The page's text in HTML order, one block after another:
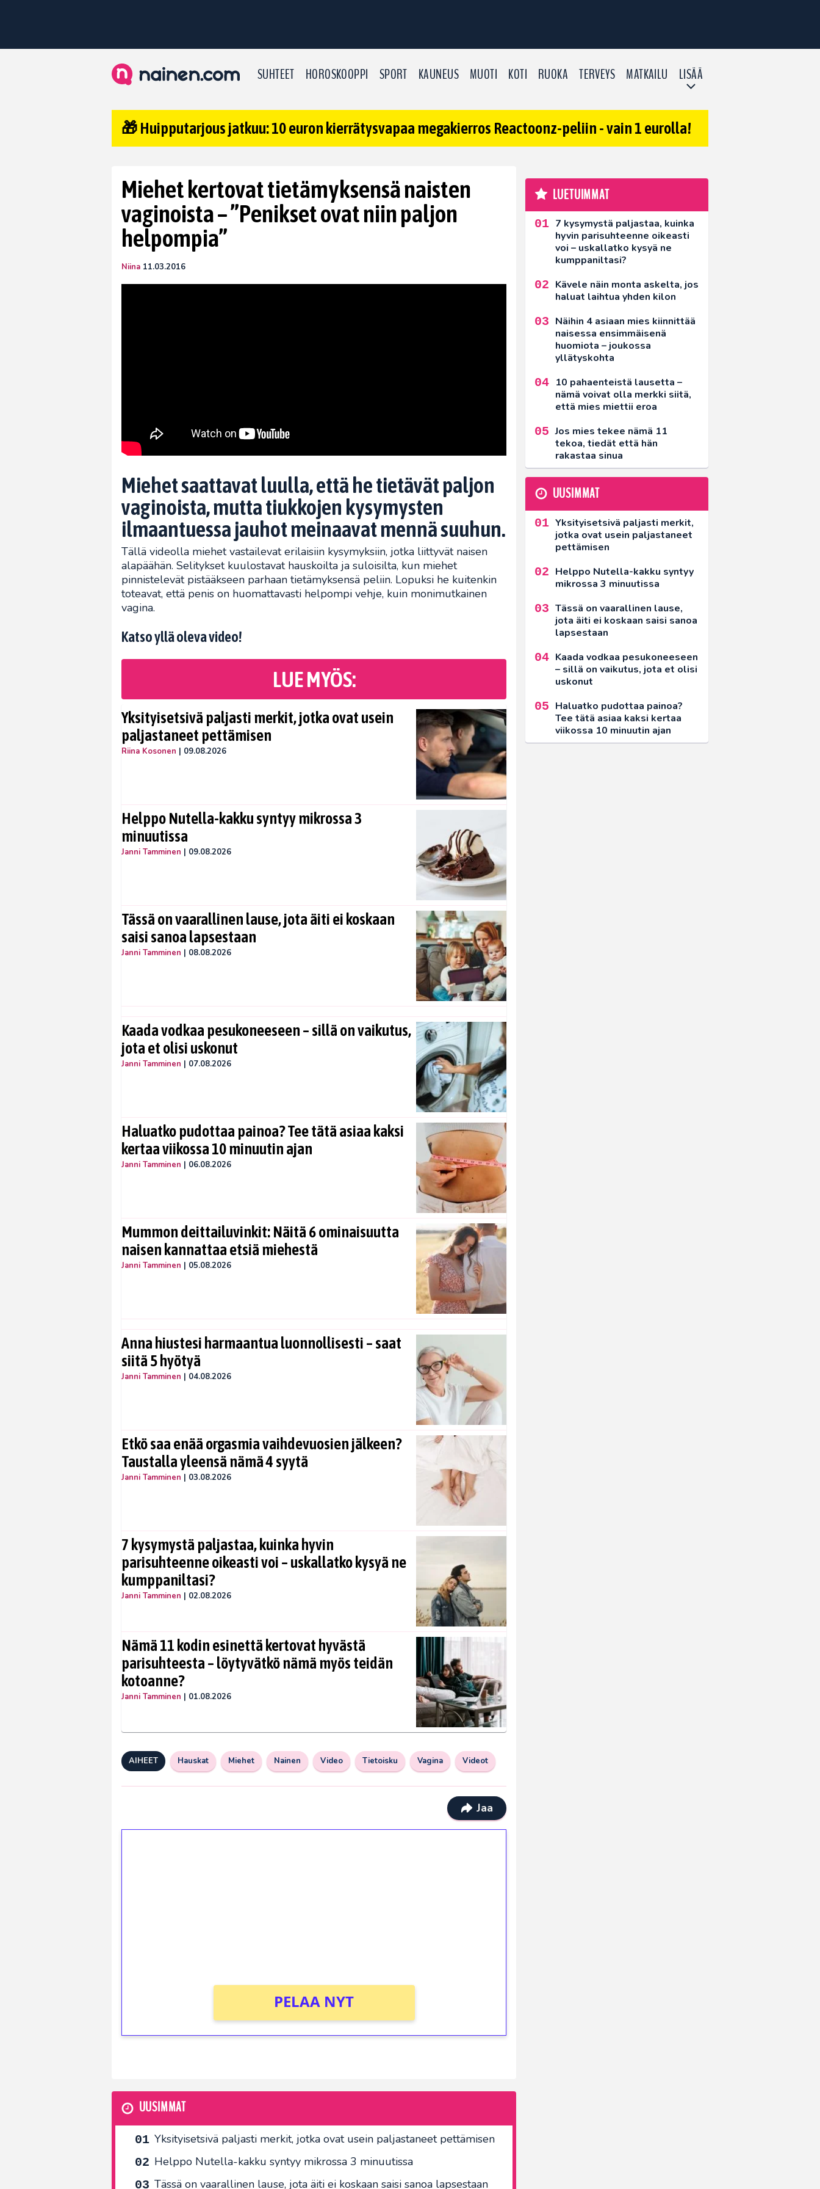
SUHTEET HOROSKOOPPI SPORT KAUNEUS MUOTI KOTI RUOKA TERVEYS MATKAILU LISÄÄ
🎁 Huipputarjous jatkuu: 10 euron kierrätysvapaa megakierros Reactoonz-peliin - vain 1 eurolla!
Miehet kertovat tietämyksensä naisten
vaginoista – ”Penikset ovat niin paljon
helpompia”
Niina 11.03.2016
Miehet saattavat luulla, että he tietävät paljon
vaginoista, mutta tiukkojen kysymysten
ilmaantuessa jauhot meinaavat mennä suuhun.
Tällä videolla miehet vastailevat erilaisiin kysymyksiin, jotka liittyvät naisen
alapäähän. Selitykset kuulostavat hauskoilta ja suloisilta, kun miehet
pinnistelevät pistääkseen parhaan tietämyksensä peliin. Lopuksi he kuitenkin
toteavat, että penis on huomattavasti helpompi vehje, kuin monimutkainen
vagina.
Katso yllä oleva video!
LUE MYÖS:
Yksityisetsivä paljasti merkit, jotka ovat usein
paljastaneet pettämisen
Riina Kosonen | 09.08.2026
Helppo Nutella-kakku syntyy mikrossa 3
minuutissa
Janni Tamminen | 09.08.2026
Tässä on vaarallinen lause, jota äiti ei koskaan
saisi sanoa lapsestaan
Janni Tamminen | 08.08.2026
Kaada vodkaa pesukoneeseen – sillä on vaikutus,
jota et olisi uskonut
Janni Tamminen | 07.08.2026
Haluatko pudottaa painoa? Tee tätä asiaa kaksi
kertaa viikossa 10 minuutin ajan
Janni Tamminen | 06.08.2026
Mummon deittailuvinkit: Näitä 6 ominaisuutta
naisen kannattaa etsiä miehestä
Janni Tamminen | 05.08.2026
Anna hiustesi harmaantua luonnollisesti – saat
siitä 5 hyötyä
Janni Tamminen | 04.08.2026
Etkö saa enää orgasmia vaihdevuosien jälkeen?
Taustalla yleensä nämä 4 syytä
Janni Tamminen | 03.08.2026
7 kysymystä paljastaa, kuinka hyvin
parisuhteenne oikeasti voi – uskallatko kysyä ne
kumppaniltasi?
Janni Tamminen | 02.08.2026
Nämä 11 kodin esinettä kertovat hyvästä
parisuhteesta – löytyvätkö nämä myös teidän
kotoanne?
Janni Tamminen | 01.08.2026
AIHEET Hauskat Miehet Nainen Video Tietoisku Vagina Videot
Jaa
PELAA NYT
UUSIMMAT
Yksityisetsivä paljasti merkit, jotka ovat usein paljastaneet pettämisen
Helppo Nutella-kakku syntyy mikrossa 3 minuutissa
Tässä on vaarallinen lause, jota äiti ei koskaan saisi sanoa lapsestaan
LUETUIMMAT
7 kysymystä paljastaa, kuinka
hyvin parisuhteenne oikeasti
voi – uskallatko kysyä ne
kumppaniltasi?
Kävele näin monta askelta, jos
haluat laihtua yhden kilon
Näihin 4 asiaan mies kiinnittää
naisessa ensimmäisenä
huomiota – joukossa
yllätyskohta
10 pahaenteistä lausetta –
nämä voivat olla merkki siitä,
että mies miettii eroa
Jos mies tekee nämä 11
tekoa, tiedät että hän
rakastaa sinua
UUSIMMAT
Yksityisetsivä paljasti merkit,
jotka ovat usein paljastaneet
pettämisen
Helppo Nutella-kakku syntyy
mikrossa 3 minuutissa
Tässä on vaarallinen lause,
jota äiti ei koskaan saisi sanoa
lapsestaan
Kaada vodkaa pesukoneeseen
– sillä on vaikutus, jota et olisi
uskonut
Haluatko pudottaa painoa?
Tee tätä asiaa kaksi kertaa
viikossa 10 minuutin ajan